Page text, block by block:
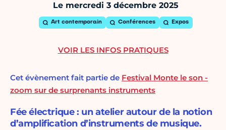
Le mercredi 3 décembre 2025
Art contemporain Conférences Expos
Cet évènement fait partie de Festival Monte le son -
zoom sur de surprenants instruments
Fée électrique : un atelier autour de la notion
d’amplification d’instruments de musique.
VOIR LES INFOS PRATIQUES